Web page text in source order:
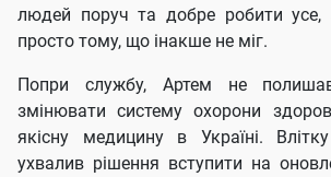
людей поруч та добре робити
просто тому, що інакше не міг.
Попри службу, Артем не
змінювати систему охорони
якісну медицину в Україні.
ухвалив рішення вступити на